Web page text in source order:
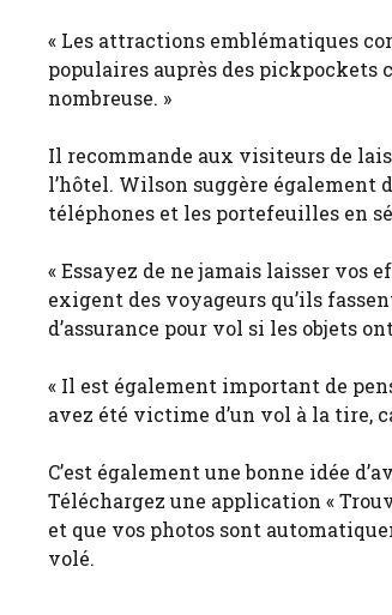
« Les attractions emblématiques
populaires auprès des pickpockets
nombreuse. »
Il recommande aux visiteurs de
l’hôtel. Wilson suggère également
téléphones et les portefeuilles en
« Essayez de ne jamais laisser vos
exigent des voyageurs qu’ils
d’assurance pour vol si les objets
« Il est également important de
avez été victime d’un vol à la tire,
C’est également une bonne idée
Téléchargez une application «
et que vos photos sont
volé.